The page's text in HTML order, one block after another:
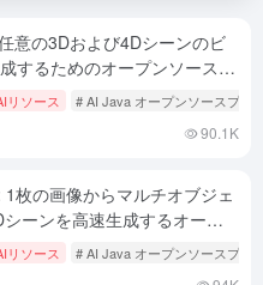
意の3Dおよび4Dシーンのビ
するためのオープンソースフ
ク
リソース # AI Java オープンソースプロ
90.1K
枚の画像からマルチオブジェ
ーンを高速生成するオープ
ール
リソース # AI Java オープンソースプロ